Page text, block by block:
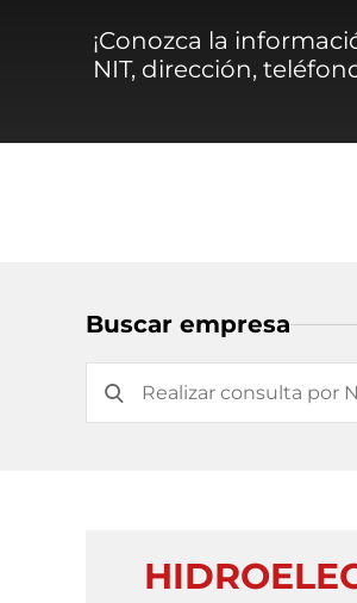
¡Conozca la
NIT, dirección,
Buscar empresa